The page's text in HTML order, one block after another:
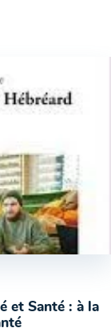
et Santé : à la